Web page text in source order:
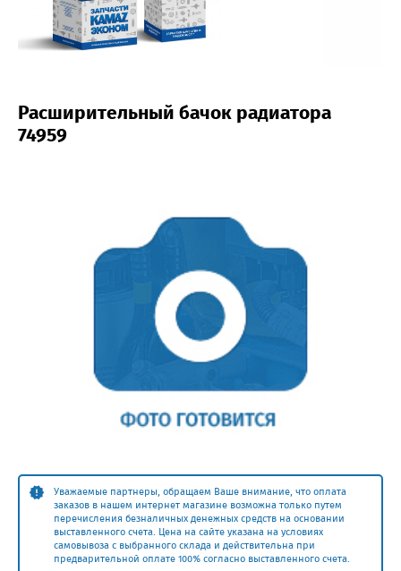
Расширительный бачок радиатора
74959
Уважаемые партнеры, обращаем Ваше внимание, что оплата
заказов в нашем интернет магазине возможна только путем
перечисления безналичных денежных средств на основании
выставленного счета. Цена на сайте указана на условиях
самовывоза с выбранного склада и действительна при
предварительной оплате 100% согласно выставленного счета.